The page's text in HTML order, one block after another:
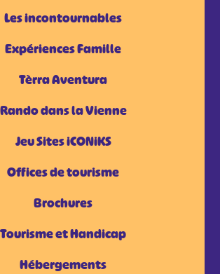
Les incontournables
Expériences Famille
Tèrra Aventura
Rando dans la Vienne
Jeu Sites iCONiKS
Offices de tourisme
Brochures
Tourisme et Handicap
Hébergements